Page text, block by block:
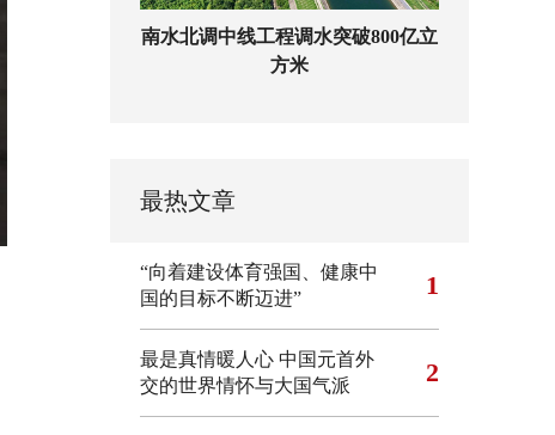
南水北调中线工程调水突破800亿立
方米
最热文章
“向着建设体育强国、健康中
国的目标不断迈进”
1
最是真情暖人心 中国元首外
交的世界情怀与大国气派
2